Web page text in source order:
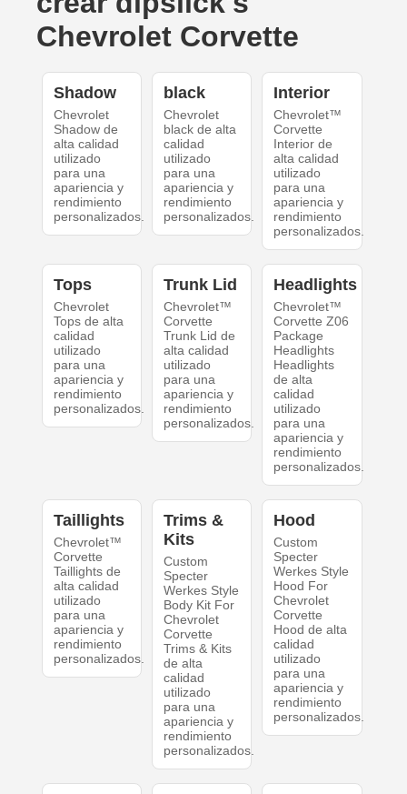
Chevrolet Corvette
Shadow
Chevrolet
Shadow de
alta calidad
utilizado
para una
apariencia y
rendimiento
personalizados.
black
Chevrolet
black de alta
calidad
utilizado
para una
apariencia y
rendimiento
personalizados.
Interior
Chevrolet™
Corvette
Interior de
alta calidad
utilizado
para una
apariencia y
rendimiento
personalizados.
Tops
Chevrolet
Tops de alta
calidad
utilizado
para una
apariencia y
rendimiento
personalizados.
Trunk Lid
Chevrolet™
Corvette
Trunk Lid de
alta calidad
utilizado
para una
apariencia y
rendimiento
personalizados.
Headlights
Chevrolet™
Corvette Z06
Package
Headlights
Headlights
de alta
calidad
utilizado
para una
apariencia y
rendimiento
personalizados.
Taillights
Chevrolet™
Corvette
Taillights de
alta calidad
utilizado
para una
apariencia y
rendimiento
personalizados.
Trims &
Kits
Custom
Specter
Werkes Style
Body Kit For
Chevrolet
Corvette
Trims & Kits
de alta
calidad
utilizado
para una
apariencia y
rendimiento
personalizados.
Hood
Custom
Specter
Werkes Style
Hood For
Chevrolet
Corvette
Hood de alta
calidad
utilizado
para una
apariencia y
rendimiento
personalizados.